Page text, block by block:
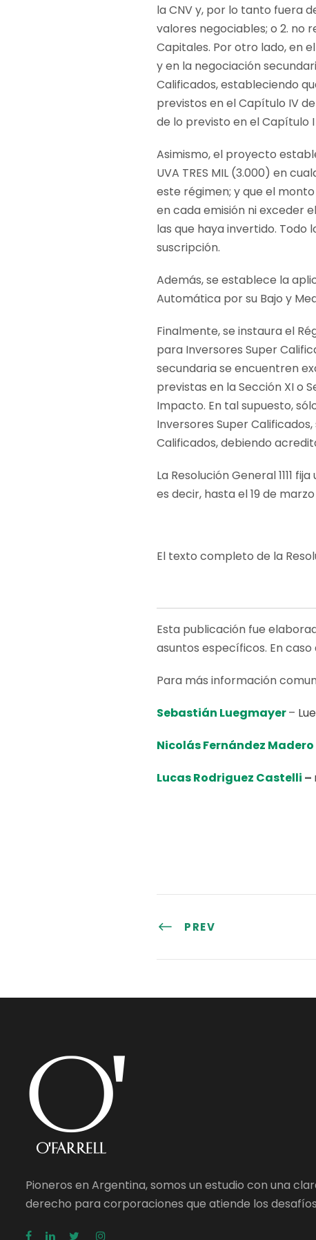
la CNV y, por lo tanto fuera
valores negociables; o 2. no
Capitales. Por otro lado, en
y en la negociación
Calificados, estableciendo
previstos en el Capítulo IV
de lo previsto en el Capítulo
Asimismo, el proyecto
UVA TRES MIL (3.000) en
este régimen; y que el
en cada emisión ni exceder
las que haya invertido.
suscripción.
Además, se establece la
Automática por su Bajo y
Finalmente, se instaura el
para Inversores Super
secundaria se encuentren
previstas en la Sección XI o
Impacto. En tal supuesto,
Inversores Super
Calificados, debiendo
La Resolución General 1111
es decir, hasta el 19 de
El texto completo de la
Esta publicación fue
asuntos específicos. En
Para más información
Sebastián Luegmayer–
Nicolás Fernández Madero
Lucas Rodriguez Castelli –
PREV
Pioneros en Argentina, somos un estudio con una
derecho para corporaciones que atiende los